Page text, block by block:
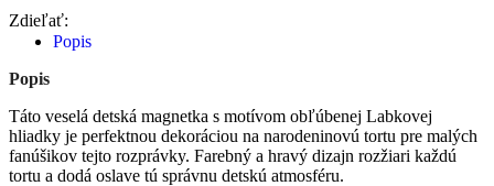
Zdieľať:
Popis
Popis
Táto veselá detská magnetka s motívom obľúbenej Labkovej
hliadky je perfektnou dekoráciou na narodeninovú tortu pre malých
fanúšikov tejto rozprávky. Farebný a hravý dizajn rozžiari každú
tortu a dodá oslave tú správnu detskú atmosféru.